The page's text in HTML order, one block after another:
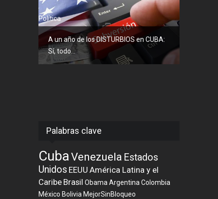
Política
A un año de los DISTURBIOS en CUBA:
Sí, todo...
Palabras clave
CubaVenezuela Estados
Unidos EEUU América Latina y el
Caribe Brasil Obama Argentina Colombia
México Bolivia MejorSinBloqueo